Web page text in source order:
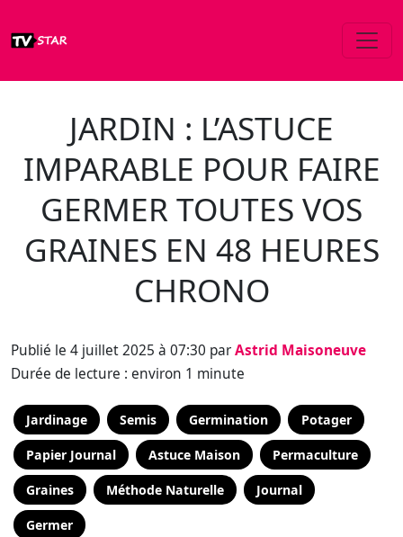
JARDIN : L’ASTUCE
IMPARABLE POUR FAIRE
GERMER TOUTES VOS
GRAINES EN 48 HEURES
CHRONO
Publié le 4 juillet 2025 à 07:30 parAstrid Maisoneuve
Durée de lecture : environ 1 minute
Jardinage Semis Germination Potager
Papier Journal Astuce Maison Permaculture
Graines Méthode Naturelle Journal
Germer